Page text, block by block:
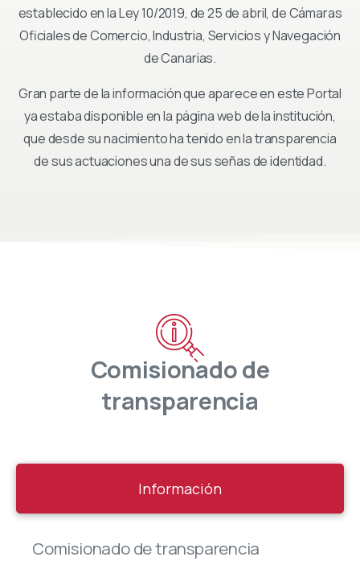
establecido en la Ley 10/2019, de 25 de abril, de Cámaras
Oficiales de Comercio, Industria, Servicios y Navegación
de Canarias.
Gran parte de la información que aparece en este Portal
ya estaba disponible en la página web de la institución,
que desde su nacimiento ha tenido en la transparencia
de sus actuaciones una de sus señas de identidad.
Comisionadode
transparencia
Información
Comisionado de transparencia